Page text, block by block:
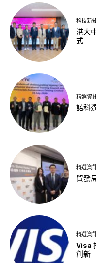
科技新
港大
式
精選資
諾科
精選資
貿發
精選資
Visa
創新